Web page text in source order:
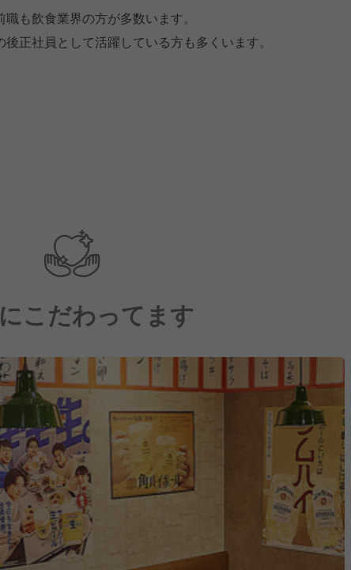
も飲食業界の方が多数います。
正社員として活躍している方も多くいます。
こだわってます